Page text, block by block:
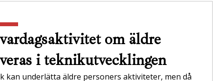
om äldre
i teknikutvecklingen
kan underlätta äldre personers aktiviteter, men då